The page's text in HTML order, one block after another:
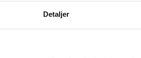
Detaljer